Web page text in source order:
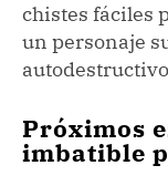
chistes fáciles
un personaje
Próximos
imbatible